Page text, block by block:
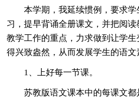
本学期，我延续惯例，要求
习，提早背诵全册课文，并把阅
教学工作的重点，力求做到让学
得兴致盎然，从而发展学生的语文
1、上好每一节课。
苏教版语文课本中的每课文都